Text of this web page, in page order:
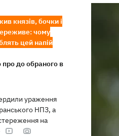
князів, бочки і
чому
цей напій
до обраного в
ураження
НПЗ, а
на